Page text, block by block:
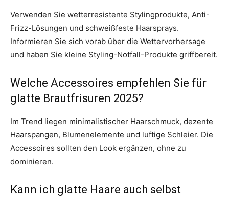
Verwenden Sie wetterresistente Stylingprodukte, Anti-
Frizz-Lösungen und schweißfeste Haarsprays.
Informieren Sie sich vorab über die Wettervorhersage
und haben Sie kleine Styling-Notfall-Produkte griffbereit.
Welche Accessoires empfehlen Sie für
glatte Brautfrisuren 2025?
Im Trend liegen minimalistischer Haarschmuck, dezente
Haarspangen, Blumenelemente und luftige Schleier. Die
Accessoires sollten den Look ergänzen, ohne zu
dominieren.
Kann ich glatte Haare auch selbst